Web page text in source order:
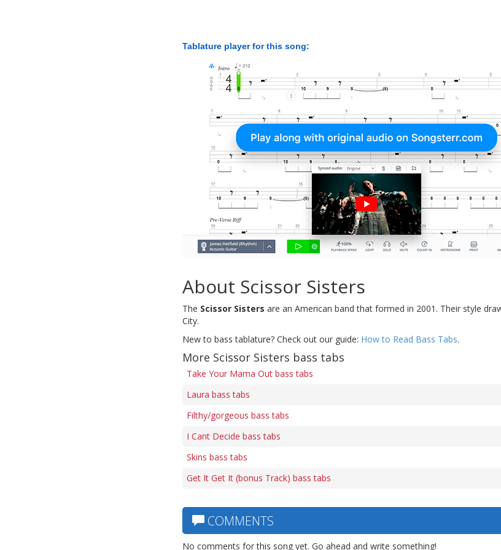
Tablature player for this song:
About Scissor Sisters
The Scissor Sisters are an American band that formed in 2001. Their style
City.
New to bass tablature? Check out our guide: How to Read Bass Tabs.
More Scissor Sisters bass tabs
Take Your Mama Out bass tabs
Laura bass tabs
Filthy/gorgeous bass tabs
I Cant Decide bass tabs
Skins bass tabs
Get It Get It (bonus Track) bass tabs
COMMENTS
No comments for this song yet. Go ahead and write something!